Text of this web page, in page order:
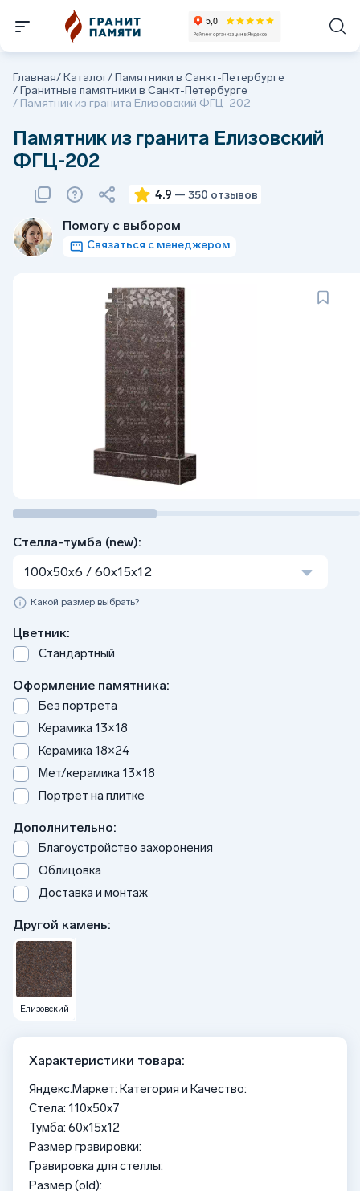
Главная/Каталог/Памятники в Санкт-Петербурге
/Гранитные памятники в Санкт-Петербурге
/ Памятник из гранита Елизовский ФГЦ-202
Памятник из гранита Елизовский
ФГЦ-202
4.9 — 350 отзывов
Помогу с выбором
Связаться с менеджером
Стелла-тумба (new):
100x50x6 / 60x15x12
Какой размер выбрать?
Цветник:
Стандартный
Оформление памятника:
Без портрета
Керамика 13×18
Керамика 18×24
Мет/керамика 13×18
Портрет на плитке
Дополнительно:
Благоустройство захоронения
Облицовка
Доставка и монтаж
Другой камень:
Елизовский
Характеристики товара:
Яндекс.Маркет: Категория и Качество:
Стела: 110x50x7
Тумба: 60x15x12
Размер гравировки:
Гравировка для стеллы:
Размер (old):